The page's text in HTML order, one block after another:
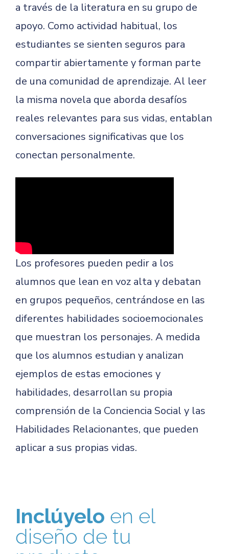
a través de la literatura en su grupo de
apoyo. Como actividad habitual, los
estudiantes se sienten seguros para
compartir abiertamente y forman parte
de una comunidad de aprendizaje. Al leer
la misma novela que aborda desafíos
reales relevantes para sus vidas, entablan
conversaciones significativas que los
conectan personalmente.
Los profesores pueden pedir a los
alumnos que lean en voz alta y debatan
en grupos pequeños, centrándose en las
diferentes habilidades socioemocionales
que muestran los personajes. A medida
que los alumnos estudian y analizan
ejemplos de estas emociones y
habilidades, desarrollan su propia
comprensión de la Conciencia Social y las
Habilidades Relacionantes, que pueden
aplicar a sus propias vidas.
Inclúyelo en el
diseño de tu